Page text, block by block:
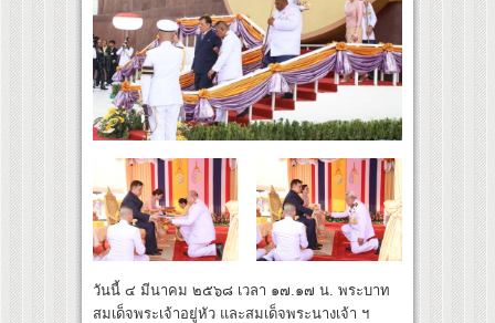
วันนี้ ๔ มีนาคม ๒๕๖๘ เวลา ๑๗.๑๗ น. พระบาท
สมเด็จพระเจ้าอยู่หัว และสมเด็จพระนางเจ้า ฯ